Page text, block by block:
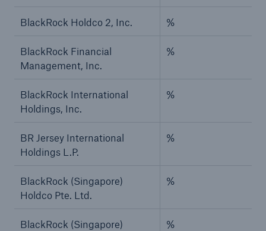
BlackRock Holdco 2, Inc. %
BlackRock Financial
Management, Inc.
%
BlackRock International
Holdings, Inc.
%
BR Jersey International
Holdings L.P.
%
BlackRock (Singapore)
Holdco Pte. Ltd.
%
BlackRock (Singapore)
%